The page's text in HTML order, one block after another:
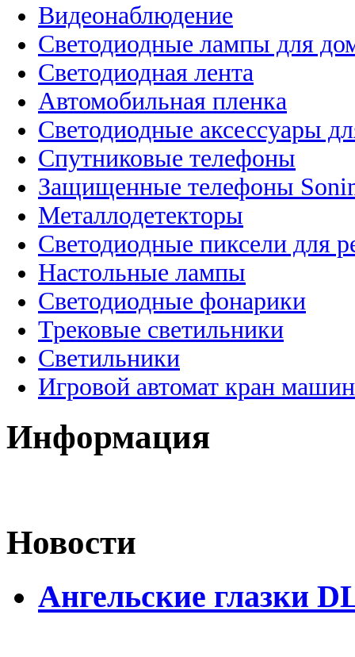
Видеонаблюдение
Светодиодные лампы для
Светодиодная лента
Автомобильная пленка
Светодиодные аксессуары
Спутниковые телефоны
Защищенные телефоны
Металлодетекторы
Светодиодные пиксели для
Настольные лампы
Светодиодные фонарики
Трековые светильники
Светильники
Игровой автомат кран
Информация
Новости
Ангельские глазки